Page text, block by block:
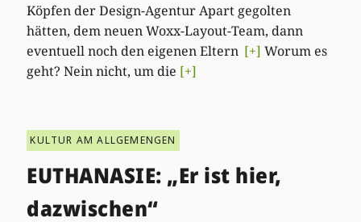
Köpfen der Design-Agentur Apart gegolten
hätten, dem neuen Woxx-Layout-Team, dann
eventuell noch den eigenen Eltern [+] Worum es
geht? Nein nicht, um die [+]
KULTUR AM ALLGEMENGEN
EUTHANASIE: „Er ist hier,
dazwischen“